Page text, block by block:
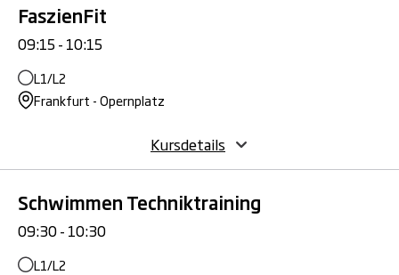
FaszienFit
09:15 - 10:15
L1/L2
Frankfurt - Opernplatz
Kursdetails
Schwimmen Techniktraining
09:30 - 10:30
L1/L2